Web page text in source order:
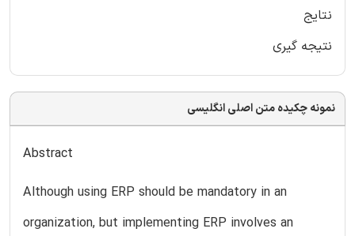
نتایج
نتیجه گیری
نمونه چکیده متن اصلی انگلیسی
Abstract
Although using ERP should be mandatory in an
organization, but implementing ERP involves an